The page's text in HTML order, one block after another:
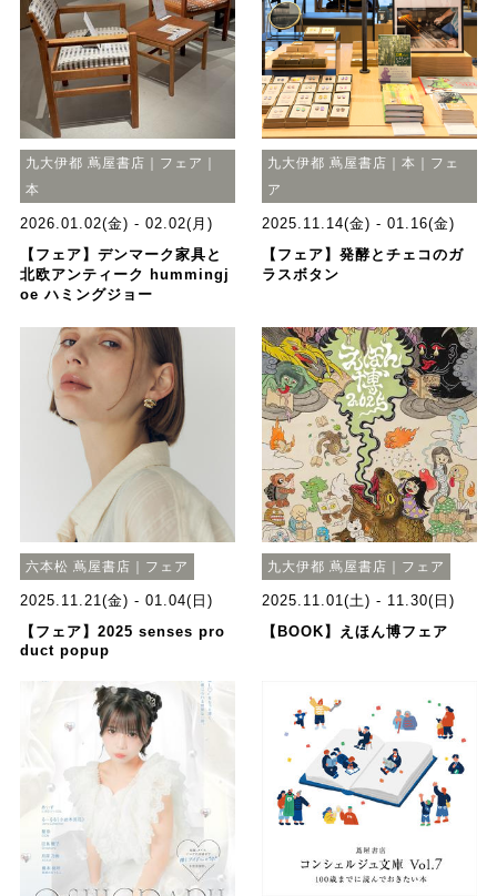
九大伊都 蔦屋書店｜フェア｜
本
2026.01.02(金) - 02.02(月)
【フェア】デンマーク家具と
北欧アンティーク hummingj
oe ハミングジョー
九大伊都 蔦屋書店｜本｜フェ
ア
2025.11.14(金) - 01.16(金)
【フェア】発酵とチェコのガ
ラスボタン
六本松 蔦屋書店｜フェア
2025.11.21(金) - 01.04(日)
【フェア】2025 senses pro
duct popup
九大伊都 蔦屋書店｜フェア
2025.11.01(土) - 11.30(日)
【BOOK】えほん博フェア